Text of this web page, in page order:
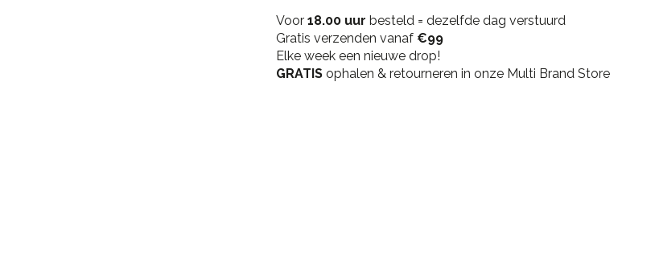
Dress
-
Brown
quantity
Voor 18.00 uur besteld = dezelfde dag verstuurd
Gratis verzenden vanaf €99
Elke week een nieuwe drop!
GRATIS ophalen & retourneren in onze Multi Brand Store